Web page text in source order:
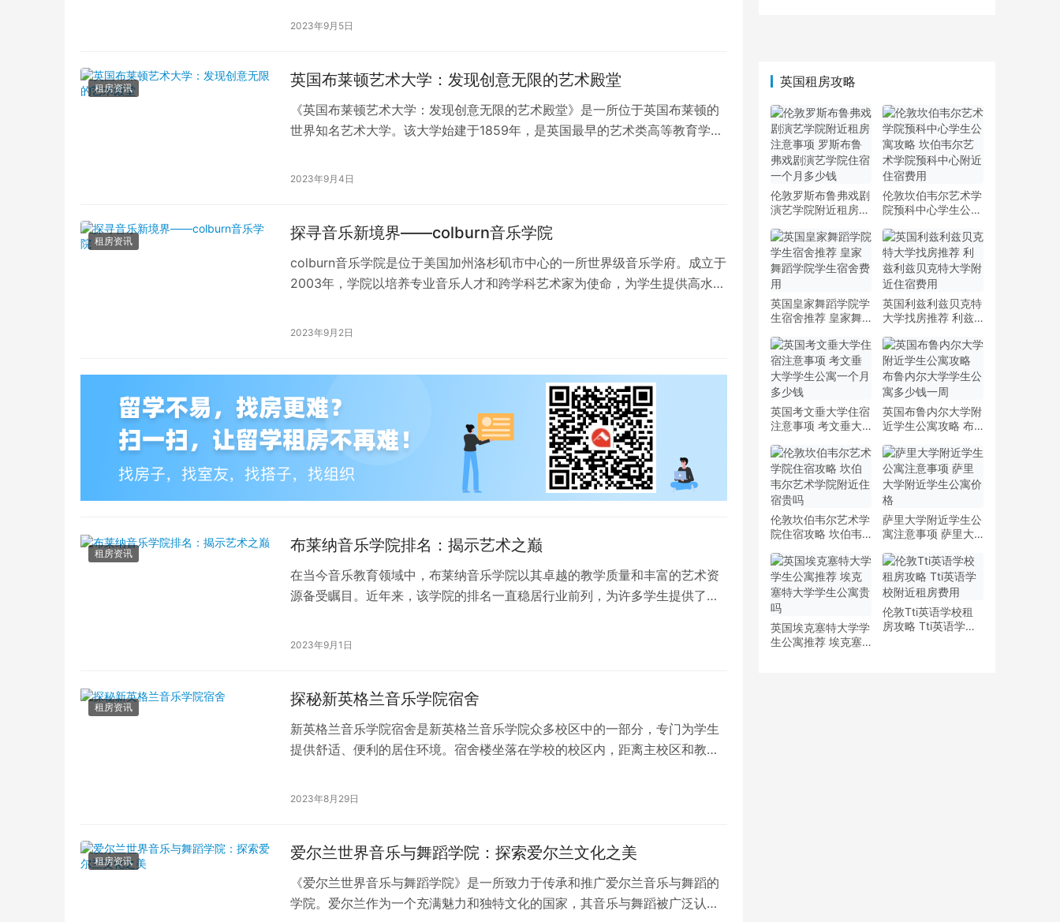
2023年9月5日
租房资讯 英国布莱顿艺术大学：发现创意无限的艺术殿堂
《英国布莱顿艺术大学：发现创意无限的艺术殿堂》是一所位于英国布莱顿的
世界知名艺术大学。该大学始建于1859年，是英国最早的艺术类高等教育学府
2023年9月4日
租房资讯 探寻音乐新境界——colburn音乐学院
colburn音乐学院是位于美国加州洛杉矶市中心的一所世界级音乐学府。成立于
2003年，学院以培养专业音乐人才和跨学科艺术家为使命，为学生提供高水平
2023年9月2日
租房资讯 布莱纳音乐学院排名：揭示艺术之巅
在当今音乐教育领域中，布莱纳音乐学院以其卓越的教学质量和丰富的艺术资
源备受瞩目。近年来，该学院的排名一直稳居行业前列，为许多学生提供了追
2023年9月1日
租房资讯 探秘新英格兰音乐学院宿舍
新英格兰音乐学院宿舍是新英格兰音乐学院众多校区中的一部分，专门为学生
提供舒适、便利的居住环境。宿舍楼坐落在学校的校区内，距离主校区和教学
2023年8月29日
租房资讯 爱尔兰世界音乐与舞蹈学院：探索爱尔兰文化之美
《爱尔兰世界音乐与舞蹈学院》是一所致力于传承和推广爱尔兰音乐与舞蹈的
学院。爱尔兰作为一个充满魅力和独特文化的国家，其音乐与舞蹈被广泛认为
英国租房攻略
伦敦罗斯布鲁弗戏剧
演艺学院附近租房注
戏剧演艺学院住宿一
个月多少钱
伦敦坎伯韦尔艺术学
院预科中心学生公寓
学院预科中心附近住
宿费用
英国皇家舞蹈学院学
生宿舍推荐 皇家舞
英国利兹利兹贝克特
大学找房推荐 利兹
住宿费用
英国考文垂大学住宿
注意事项 考文垂大
少钱
英国布鲁内尔大学附
近学生公寓攻略 布
多少钱一周
伦敦坎伯韦尔艺术学
院住宿攻略 坎伯韦
贵吗
萨里大学附近学生公
寓注意事项 萨里大
英国埃克塞特大学学
生公寓推荐 埃克塞
伦敦Tti英语学校租
房攻略 Tti英语学校